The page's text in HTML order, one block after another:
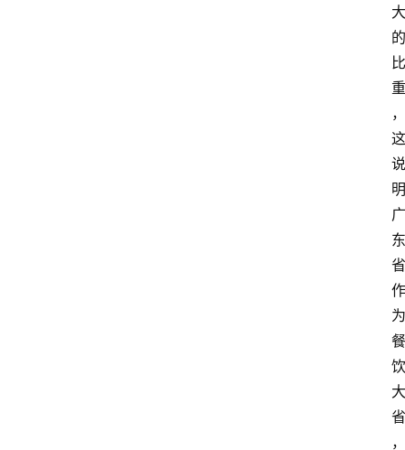
大
的
比
重
，
这
说
明
广
东
省
作
为
餐
饮
大
省
，